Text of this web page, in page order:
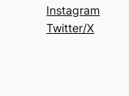
Instagram
Twitter/X